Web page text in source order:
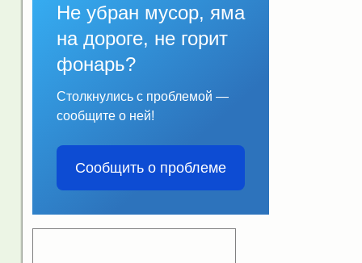
Не убран мусор, яма
на дороге, не горит
фонарь?
Столкнулись с проблемой —
сообщите о ней!
Сообщить о проблеме